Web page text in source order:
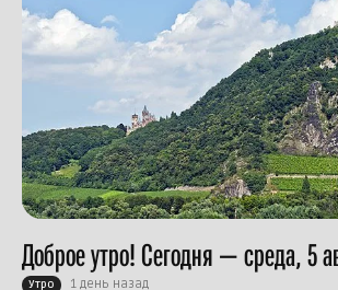
Доброе утро! Сегодня — среда, 5
Утро 1 день назад